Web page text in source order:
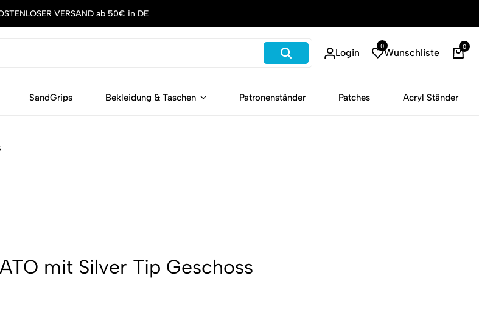
VERSAND ab 50€ in DE
Login
0
Wunschliste
0
SandGrips Bekleidung & Taschen Patronenständer Patches Acryl Ständer
mit Silver Tip Geschoss